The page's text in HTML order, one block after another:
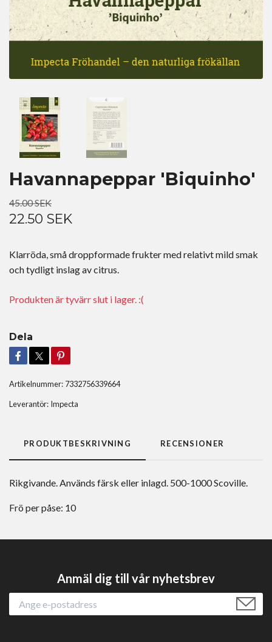
Havannapeppar 'Biquinho'
45.00 SEK
22.50 SEK
Klarröda, små droppformade frukter med relativt mild smak
och tydligt inslag av citrus.
Produkten är tyvärr slut i lager. :(
Dela
Artikelnummer: 7332756339664
Leverantör: Impecta
PRODUKTBESKRIVNING RECENSIONER
Rikgivande. Används färsk eller inlagd. 500-1000 Scoville.
Frö per påse: 10
Anmäl dig till vår nyhetsbrev